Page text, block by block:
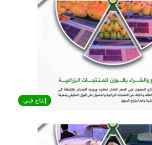
إنتاج فني